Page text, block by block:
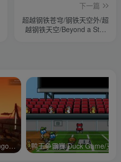
下一篇
超越钢铁苍穹/钢铁天空外/超
越钢铁天空/Beyond a Steel
代号：探戈/Operation: Tango/支持网络联机